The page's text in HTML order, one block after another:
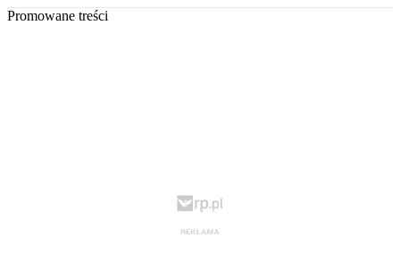
Promowane treści